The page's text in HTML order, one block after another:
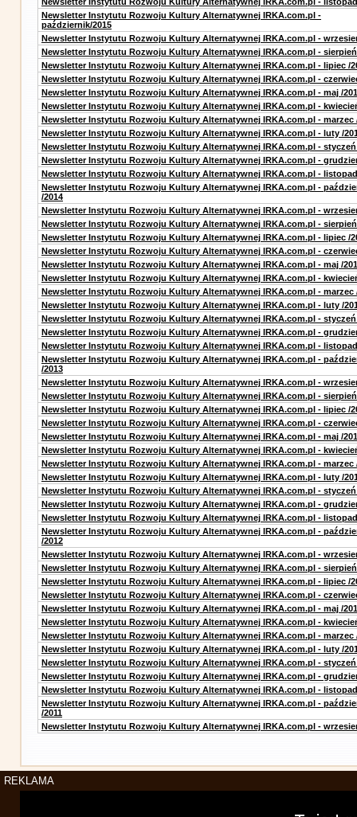
Newsletter Instytutu Rozwoju Kultury Alternatywnej IRKA.com.pl -
październik/2015
Newsletter Instytutu Rozwoju Kultury Alternatywnej IRKA.com.pl -
Newsletter Instytutu Rozwoju Kultury Alternatywnej IRKA.com.pl -
Newsletter Instytutu Rozwoju Kultury Alternatywnej IRKA.com.pl - lipiec /
Newsletter Instytutu Rozwoju Kultury Alternatywnej IRKA.com.pl -
Newsletter Instytutu Rozwoju Kultury Alternatywnej IRKA.com.pl - maj /
Newsletter Instytutu Rozwoju Kultury Alternatywnej IRKA.com.pl -
Newsletter Instytutu Rozwoju Kultury Alternatywnej IRKA.com.pl - marzec
Newsletter Instytutu Rozwoju Kultury Alternatywnej IRKA.com.pl - luty /
Newsletter Instytutu Rozwoju Kultury Alternatywnej IRKA.com.pl - styczeń
Newsletter Instytutu Rozwoju Kultury Alternatywnej IRKA.com.pl -
Newsletter Instytutu Rozwoju Kultury Alternatywnej IRKA.com.pl - listopad
Newsletter Instytutu Rozwoju Kultury Alternatywnej IRKA.com.pl -
/2014
Newsletter Instytutu Rozwoju Kultury Alternatywnej IRKA.com.pl -
Newsletter Instytutu Rozwoju Kultury Alternatywnej IRKA.com.pl - sierpień
Newsletter Instytutu Rozwoju Kultury Alternatywnej IRKA.com.pl - lipiec /
Newsletter Instytutu Rozwoju Kultury Alternatywnej IRKA.com.pl -
Newsletter Instytutu Rozwoju Kultury Alternatywnej IRKA.com.pl - maj /
Newsletter Instytutu Rozwoju Kultury Alternatywnej IRKA.com.pl -
Newsletter Instytutu Rozwoju Kultury Alternatywnej IRKA.com.pl - marzec
Newsletter Instytutu Rozwoju Kultury Alternatywnej IRKA.com.pl - luty /
Newsletter Instytutu Rozwoju Kultury Alternatywnej IRKA.com.pl - styczeń
Newsletter Instytutu Rozwoju Kultury Alternatywnej IRKA.com.pl -
Newsletter Instytutu Rozwoju Kultury Alternatywnej IRKA.com.pl - listopad
Newsletter Instytutu Rozwoju Kultury Alternatywnej IRKA.com.pl -
/2013
Newsletter Instytutu Rozwoju Kultury Alternatywnej IRKA.com.pl -
Newsletter Instytutu Rozwoju Kultury Alternatywnej IRKA.com.pl - sierpień
Newsletter Instytutu Rozwoju Kultury Alternatywnej IRKA.com.pl - lipiec /
Newsletter Instytutu Rozwoju Kultury Alternatywnej IRKA.com.pl -
Newsletter Instytutu Rozwoju Kultury Alternatywnej IRKA.com.pl - maj /
Newsletter Instytutu Rozwoju Kultury Alternatywnej IRKA.com.pl -
Newsletter Instytutu Rozwoju Kultury Alternatywnej IRKA.com.pl - marzec
Newsletter Instytutu Rozwoju Kultury Alternatywnej IRKA.com.pl - luty /
Newsletter Instytutu Rozwoju Kultury Alternatywnej IRKA.com.pl - styczeń
Newsletter Instytutu Rozwoju Kultury Alternatywnej IRKA.com.pl -
Newsletter Instytutu Rozwoju Kultury Alternatywnej IRKA.com.pl - listopad
Newsletter Instytutu Rozwoju Kultury Alternatywnej IRKA.com.pl -
/2012
Newsletter Instytutu Rozwoju Kultury Alternatywnej IRKA.com.pl -
Newsletter Instytutu Rozwoju Kultury Alternatywnej IRKA.com.pl - sierpień
Newsletter Instytutu Rozwoju Kultury Alternatywnej IRKA.com.pl - lipiec /
Newsletter Instytutu Rozwoju Kultury Alternatywnej IRKA.com.pl -
Newsletter Instytutu Rozwoju Kultury Alternatywnej IRKA.com.pl - maj /
Newsletter Instytutu Rozwoju Kultury Alternatywnej IRKA.com.pl -
Newsletter Instytutu Rozwoju Kultury Alternatywnej IRKA.com.pl - marzec
Newsletter Instytutu Rozwoju Kultury Alternatywnej IRKA.com.pl - luty /
Newsletter Instytutu Rozwoju Kultury Alternatywnej IRKA.com.pl - styczeń
Newsletter Instytutu Rozwoju Kultury Alternatywnej IRKA.com.pl -
Newsletter Instytutu Rozwoju Kultury Alternatywnej IRKA.com.pl - listopad
Newsletter Instytutu Rozwoju Kultury Alternatywnej IRKA.com.pl -
/2011
Newsletter Instytutu Rozwoju Kultury Alternatywnej IRKA.com.pl -
REKLAMA